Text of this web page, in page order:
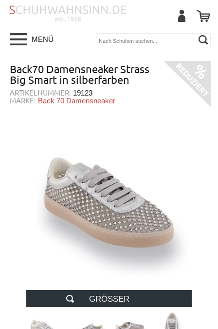
MENÜ
Back70 Damensneaker Strass
Big Smart in silberfarben
ARTIKELNUMMER: 19123
MARKE: Back 70 Damensneaker
GRÖSSER